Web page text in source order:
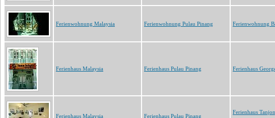
Ferienwohnung Malaysia Ferienwohnung Pulau Pinang Ferienwohnung
Ferienhaus Malaysia Ferienhaus Pulau Pinang Ferienhaus
Ferienhaus Malaysia Ferienhaus Pulau Pinang
Ferienhaus